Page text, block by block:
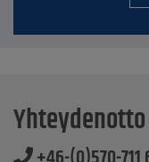
Yhteydenotto